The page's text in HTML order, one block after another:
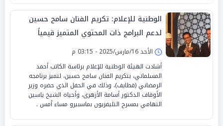
الوطنية للإعلام: تكريم الفنان سامح حسين
لدعم البرامج ذات المحتوي المتميز قيمياً
الأحد 16/مارس/2025 - 03:15 م
أشادت الهيئة الوطنية للإعلام برئاسة الكاتب أحمد
المسلماني، بتكريم الفنان سامح حسين، لتميز برنامجه
الرمضاني (قطايف)، وذلك في الحفل الذي حضره وزير
الأوقاف الدكتور أسامة الأزهرى، وأحياه الشيخ ياسين
التهامي بمسرح التليفزيون بماسبيرو مساء أمس .